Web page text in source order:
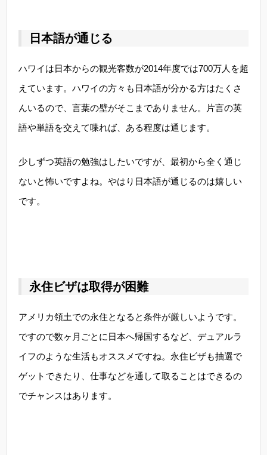
日本語が通じる
ハワイは日本からの観光客数が2014年度では700万人を超
えています。ハワイの方々も日本語が分かる方はたくさ
んいるので、言葉の壁がそこまでありません。片言の英
語や単語を交えて喋れば、ある程度は通じます。
少しずつ英語の勉強はしたいですが、最初から全く通じ
ないと怖いですよね。やはり日本語が通じるのは嬉しい
です。
永住ビザは取得が困難
アメリカ領土での永住となると条件が厳しいようです。
ですので数ヶ月ごとに日本へ帰国するなど、デュアルラ
イフのような生活もオススメですね。永住ビザも抽選で
ゲットできたり、仕事などを通して取ることはできるの
でチャンスはあります。